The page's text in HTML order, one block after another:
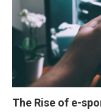
The Rise of e-